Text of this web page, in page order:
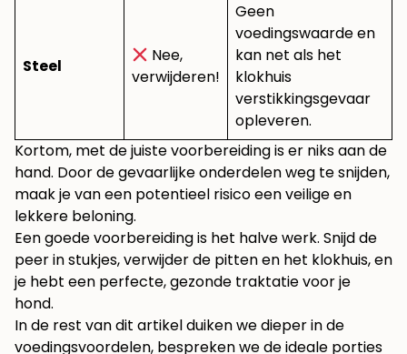
Steel
Nee,
verwijderen!
Geen
voedingswaarde en
kan net als het
klokhuis
verstikkingsgevaar
opleveren.
Kortom, met de juiste voorbereiding is er niks aan de
hand. Door de gevaarlijke onderdelen weg te snijden,
maak je van een potentieel risico een veilige en
lekkere beloning.
Een goede voorbereiding is het halve werk. Snijd de
peer in stukjes, verwijder de pitten en het klokhuis, en
je hebt een perfecte, gezonde traktatie voor je
hond.
In de rest van dit artikel duiken we dieper in de
voedingsvoordelen, bespreken we de ideale porties